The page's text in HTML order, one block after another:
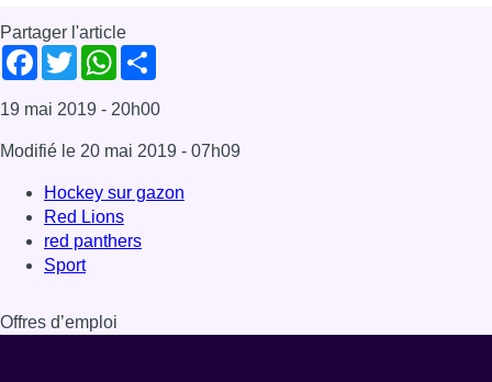
Partager l'article
Facebook
TwitterWhatsApp
19 mai 2019 - 20h00
Modifié le 20 mai 2019 - 07h09
Hockey sur gazon
Red Lions
red panthers
Sport
Offres d’emploi